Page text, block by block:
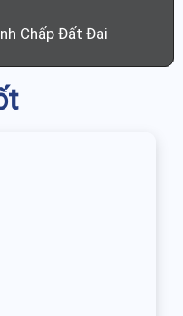
Chấp Đất Đai